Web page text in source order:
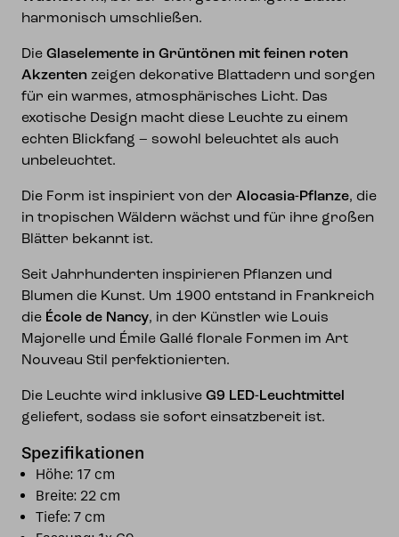
harmonisch umschließen.
Die Glaselemente in Grüntönen mit feinen roten
Akzenten zeigen dekorative Blattadern und sorgen
für ein warmes, atmosphärisches Licht. Das
exotische Design macht diese Leuchte zu einem
echten Blickfang – sowohl beleuchtet als auch
unbeleuchtet.
Die Form ist inspiriert von der Alocasia-Pflanze, die
in tropischen Wäldern wächst und für ihre großen
Blätter bekannt ist.
Seit Jahrhunderten inspirieren Pflanzen und
Blumen die Kunst. Um 1900 entstand in Frankreich
die École de Nancy, in der Künstler wie Louis
Majorelle und Émile Gallé florale Formen im Art
Nouveau Stil perfektionierten.
Die Leuchte wird inklusive G9 LED-Leuchtmittel
geliefert, sodass sie sofort einsatzbereit ist.
Spezifikationen
Höhe: 17 cm
Breite: 22 cm
Tiefe: 7 cm